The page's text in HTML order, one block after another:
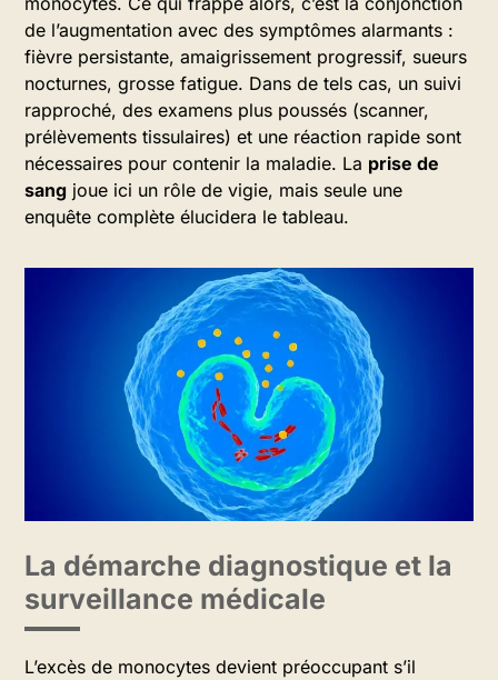
de l’augmentation avec des symptômes alarmants :
fièvre persistante, amaigrissement progressif, sueurs
nocturnes, grosse fatigue. Dans de tels cas, un suivi
rapproché, des examens plus poussés (scanner,
prélèvements tissulaires) et une réaction rapide sont
nécessaires pour contenir la maladie. La prise de
sang joue ici un rôle de vigie, mais seule une
enquête complète élucidera le tableau.
La démarche diagnostique et la
surveillance médicale
L’excès de monocytes devient préoccupant s’il